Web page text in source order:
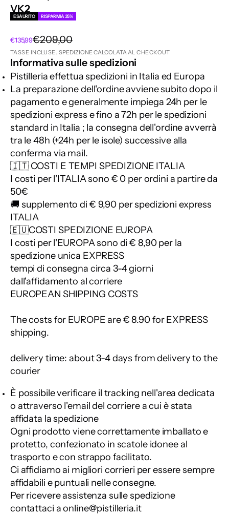
VK2
ESAURITO RISPARMIA 35%
Prezzo scontato
€135,99Prezzo
€209,00
TASSE INCLUSE. SPEDIZIONE CALCOLATAAL CHECKOUT
Informativa sulle spedizioni
Pistilleria effettua spedizioni in Italia ed Europa
La preparazione dell'ordine avviene subito dopo il
pagamento e generalmente impiega 24h per le
spedizioni express e fino a 72h per le spedizioni
standard in Italia ; la consegna dell'ordine avverrà
tra le 48h (+24h per le isole) successive alla
conferma via mail.
🇮🇹 COSTI E TEMPI SPEDIZIONE ITALIA
I costi per l'ITALIA sono € 0 per ordini a partire da
50€
🚚 supplemento di € 9,90 per spedizioni express
ITALIA
🇪🇺COSTI SPEDIZIONE EUROPA
I costi per l'EUROPA sono di € 8,90 per la
spedizione unica EXPRESS
tempi di consegna circa 3-4 giorni
dall'affidamento al corriere
EUROPEAN SHIPPING COSTS
The costs for EUROPE are € 8.90 for EXPRESS
shipping.
delivery time: about 3-4 days from delivery to the
courier
È possibile verificare il tracking nell'area dedicata
o attraverso l'email del corriere a cui è stata
affidata la spedizione
Ogni prodotto viene correttamente imballato e
protetto, confezionato in scatole idonee al
trasporto e con strappo facilitato.
Ci affidiamo ai migliori corrieri per essere sempre
affidabili e puntuali nelle consegne.
Per ricevere assistenza sulle spedizione
contattaci a online@pistilleria.it